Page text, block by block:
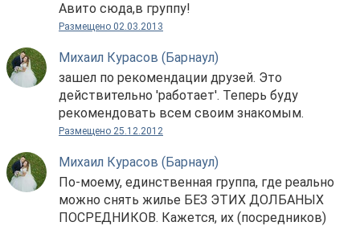
Авито сюда,в группу!
Размещено 02.03.2013
Михаил Курасов (Барнаул)
зашел по рекомендации друзей. Это
действительно 'работает'. Теперь буду
рекомендовать всем своим знакомым.
Размещено 25.12.2012
Михаил Курасов (Барнаул)
По-моему, единственная группа, где реально
можно снять жилье БЕЗ ЭТИХ ДОЛБАНЫХ
ПОСРЕДНИКОВ. Кажется, их (посредников)